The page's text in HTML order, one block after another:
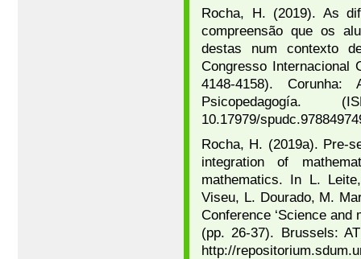
Rocha, H. (2019). As
compreensão que os
destas num contexto
Congresso Internacional
4148-4158). Corunha:
Psicopedagogía.
10.17979/
Rocha, H. (2019a). Pre-
integration of
mathematics. In L.
Viseu, L. Dourado, M.
Conference ‘Science and
(pp. 26-37). Brussels:
http://